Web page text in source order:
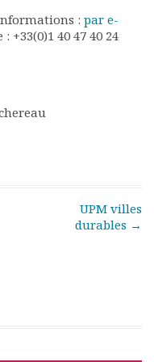
: par e-
+33(0)1 40 47 40 24
UPM villes
durables →